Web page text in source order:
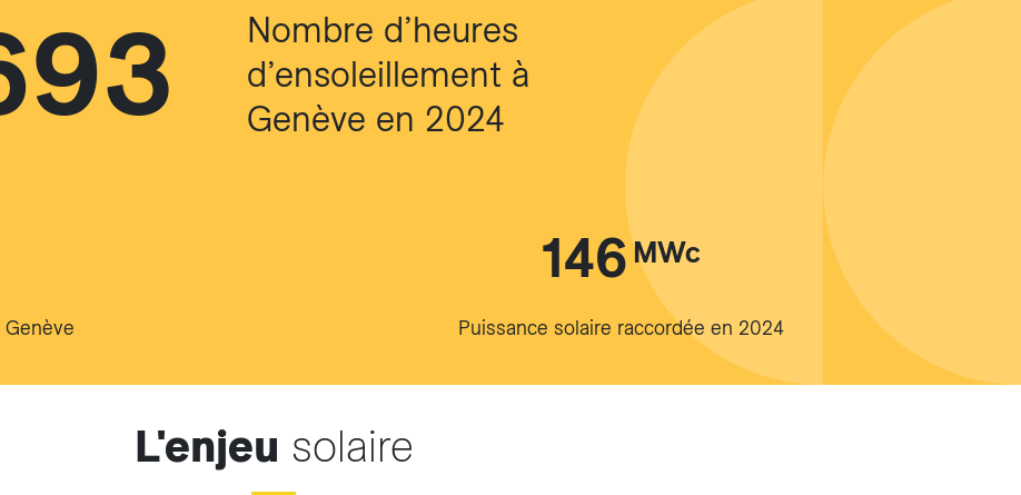
Nombre d’heures
d’ensoleillement à
Genève en 2024
146MWc
Puissance solaire raccordée en 2024
L'enjeu solaire